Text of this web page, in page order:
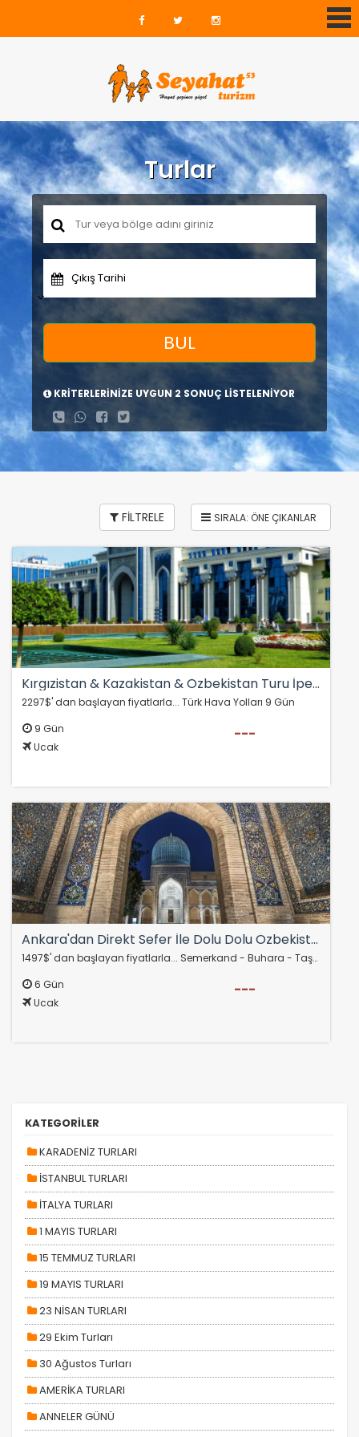
ÇEREZ KULLANIM AYARLARINIZ
Çerez tercihlerinizibelirleyin.
Daha fazla bilgi içinKVKK bilgilendirmemizi,çerez
kullanımvegizlilik koşullarını
Zorunlu Çerezler
Turlar
Çıkış Tarihi
BUL
KRİTERLERİNİZE UYGUN 2 SONUÇ LİSTELENİYOR
FİLTRELE
Kırgızistan & Kazakistan & Özbekistan Turu İpek Yolu Rotası
2297$' dan başlayan fiyatlarla... Türk Hava Yolları 9 Gün
9 Gün
Ucak
---
Ankara'dan Direkt Sefer İle Dolu Dolu Özbekistan Turu Rotası
1497$' dan başlayan fiyatlarla... Semerkand - Buhara - Taşkent AJet Hava Yolları
6 Gün
Ucak
---
KATEGORİLER
KARADENİZ TURLARI
İSTANBUL TURLARI
İTALYA TURLARI
1 MAYIS TURLARI
15 TEMMUZ TURLARI
19 MAYIS TURLARI
23 NİSAN TURLARI
29 Ekim Turları
30 Ağustos Turları
AMERİKA TURLARI
ANNELER GÜNÜ